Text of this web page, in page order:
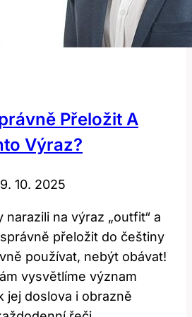
Přeložit A
Výraz?
10. 2025
na výraz „outfit“ a
přeložit do češtiny
používat, nebýt obávat!
vysvětlíme význam
jej doslova i obrazně